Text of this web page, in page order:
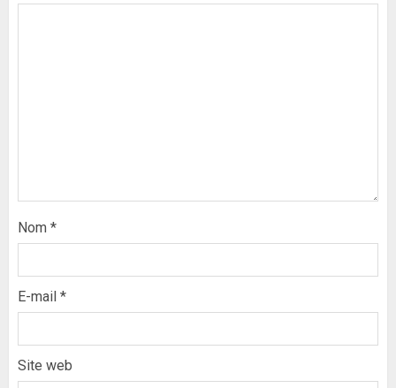
Nom *
E-mail *
Site web
Formation du nouveau